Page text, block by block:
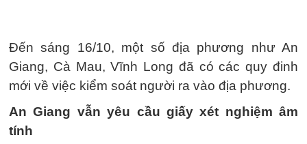
Đến sáng 16/10, một số địa phương như An
Giang, Cà Mau, Vĩnh Long đã có các quy đinh
mới về việc kiểm soát người ra vào địa phương.
An Giang vẫn yêu cầu giấy xét nghiệm âm
tính